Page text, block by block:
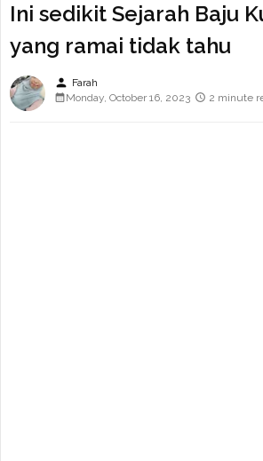
Ini sedikit Sejarah Baju
yang ramai tidak tahu
person Farah
Monday, October 16, 2023
2 minute